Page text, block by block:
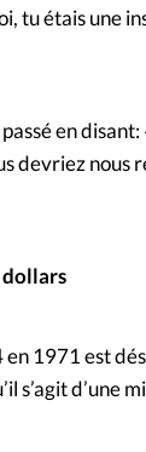
tu étais une
en
devriez nous
dollars
1971 est
s’agit d’une